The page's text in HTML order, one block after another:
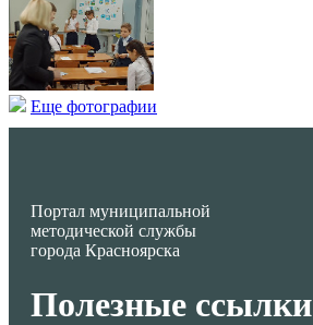
Еще фотографии
Портал муниципальной
методической службы
города Красноярска
Полезные ссылки